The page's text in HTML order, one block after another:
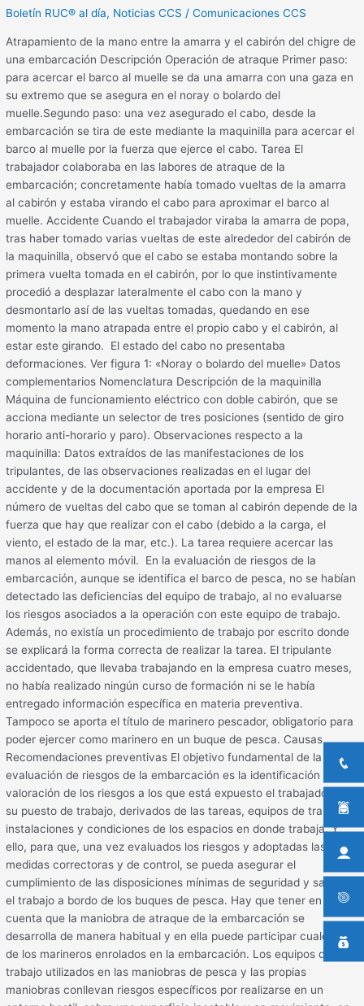
Boletín RUC® al día, Noticias CCS /Comunicaciones CCS
Atrapamiento de la mano entre la amarra y el cabirón del chigre de
una embarcación Descripción Operación de atraque Primer paso:
para acercar el barco al muelle se da una amarra con una gaza en
su extremo que se asegura en el noray o bolardo del
muelle.Segundo paso: una vez asegurado el cabo, desde la
embarcación se tira de este mediante la maquinilla para acercar el
barco al muelle por la fuerza que ejerce el cabo. Tarea El
trabajador colaboraba en las labores de atraque de la
embarcación; concretamente había tomado vueltas de la amarra
al cabirón y estaba virando el cabo para aproximar el barco al
muelle. Accidente Cuando el trabajador viraba la amarra de popa,
tras haber tomado varias vueltas de este alrededor del cabirón de
la maquinilla, observó que el cabo se estaba montando sobre la
primera vuelta tomada en el cabirón, por lo que instintivamente
procedió a desplazar lateralmente el cabo con la mano y
desmontarlo así de las vueltas tomadas, quedando en ese
momento la mano atrapada entre el propio cabo y el cabirón, al
estar este girando. El estado del cabo no presentaba
deformaciones. Ver figura 1: «Noray o bolardo del muelle» Datos
complementarios Nomenclatura Descripción de la maquinilla
Máquina de funcionamiento eléctrico con doble cabirón, que se
acciona mediante un selector de tres posiciones (sentido de giro
horario anti-horario y paro). Observaciones respecto a la
maquinilla: Datos extraídos de las manifestaciones de los
tripulantes, de las observaciones realizadas en el lugar del
accidente y de la documentación aportada por la empresa El
número de vueltas del cabo que se toman al cabirón depende de la
fuerza que hay que realizar con el cabo (debido a la carga, el
viento, el estado de la mar, etc.). La tarea requiere acercar las
manos al elemento móvil. En la evaluación de riesgos de la
embarcación, aunque se identifica el barco de pesca, no se habían
detectado las deficiencias del equipo de trabajo, al no evaluarse
los riesgos asociados a la operación con este equipo de trabajo.
Además, no existía un procedimiento de trabajo por escrito donde
se explicará la forma correcta de realizar la tarea. El tripulante
accidentado, que llevaba trabajando en la empresa cuatro meses,
no había realizado ningún curso de formación ni se le había
entregado información específica en materia preventiva.
Tampoco se aporta el título de marinero pescador, obligatorio para
poder ejercer como marinero en un buque de pesca. Causas
Recomendaciones preventivas El objetivo fundamental de la
evaluación de riesgos de la embarcación es la identificación y
valoración de los riesgos a los que está expuesto el trabajador en
su puesto de trabajo, derivados de las tareas, equipos de trabajo,
instalaciones y condiciones de los espacios en donde trabaja. Y
ello, para que, una vez evaluados los riesgos y adoptadas las
medidas correctoras y de control, se pueda asegurar el
cumplimiento de las disposiciones mínimas de seguridad y salud en
el trabajo a bordo de los buques de pesca. Hay que tener en
cuenta que la maniobra de atraque de la embarcación se
desarrolla de manera habitual y en ella puede participar cualquiera
de los marineros enrolados en la embarcación. Los equipos de
trabajo utilizados en las maniobras de pesca y las propias
maniobras conllevan riesgos específicos por realizarse en un